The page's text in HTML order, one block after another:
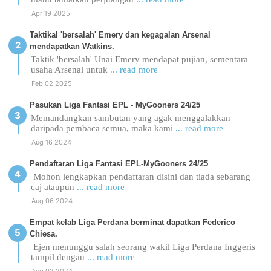
Apr 19 2025
Taktikal 'bersalah' Emery dan kegagalan Arsenal
mendapatkan Watkins.
Taktik 'bersalah' Unai Emery mendapat pujian, sementara
usaha Arsenal untuk ... read more
Feb 02 2025
Pasukan Liga Fantasi EPL - MyGooners 24/25
Memandangkan sambutan yang agak menggalakkan
daripada pembaca semua, maka kami ... read more
Aug 16 2024
Pendaftaran Liga Fantasi EPL-MyGooners 24/25
Mohon lengkapkan pendaftaran disini dan tiada sebarang
caj ataupun ... read more
Aug 06 2024
Empat kelab Liga Perdana berminat dapatkan Federico
Chiesa.
Ejen menunggu salah seorang wakil Liga Perdana Inggeris
tampil dengan ... read more